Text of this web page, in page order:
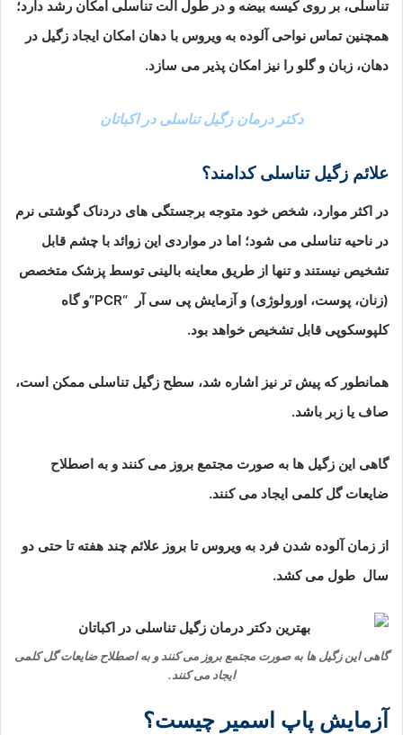
تناسلی، بر روی کیسه بیضه و در طول آلت تناسلی امکان رشد دارد؛
همچنین تماس نواحی آلوده به ویروس با دهان امکان ایجاد زگیل در
دهان، زبان و گلو را نیز امکان پذیر می سازد.
دکتر درمان زگیل تناسلی در اکباتان
علائم زگیل تناسلی کدامند؟
در اکثر موارد، شخص خود متوجه برجستگی های دردناک گوشتی نرم
در ناحیه تناسلی می شود؛ اما در مواردی این زوائد با چشم قابل
تشخیص نیستند و تنها از طریق معاینه بالینی توسط پزشک متخصص
(زنان، پوست، اورولوژی) و آزمایش پی سی آر “PCR”و گاه
کلپوسکوپی قابل تشخیص خواهد بود.
همانطور که پیش تر نیز اشاره شد، سطح زگیل تناسلی ممکن است،
صاف یا زبر باشد.
گاهی این زگیل ها به صورت مجتمع بروز می کنند و به اصطلاح
ضایعات گل کلمی ایجاد می کنند.
از زمان آلوده شدن فرد به ویروس تا بروز علائم چند هفته تا حتی دو
سال طول می کشد.
گاهی این زگیل ها به صورت مجتمع بروز می کنند و به اصطلاح ضایعات گل کلمی
ایجاد می کنند.
آزمایش پاپ اسمیر چیست؟